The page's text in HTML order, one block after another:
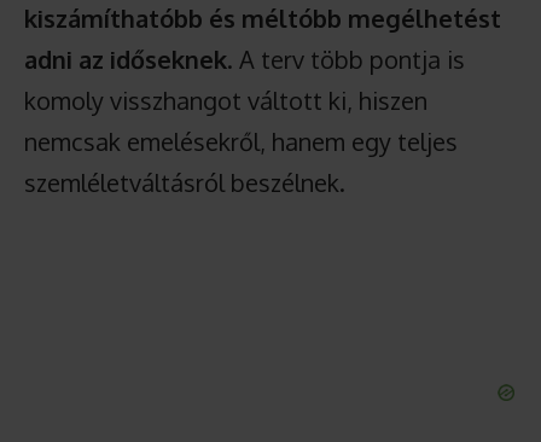
kiszámíthatóbb és méltóbb megélhetést
adni az időseknek. A terv több pontja is
komoly visszhangot váltott ki, hiszen
nemcsak emelésekről, hanem egy teljes
szemléletváltásról beszélnek.